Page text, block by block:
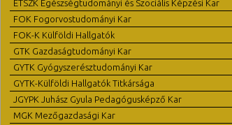
ETSZK Egészségtudományi és Szociális Képzési Kar
FOK Fogorvostudományi Kar
FOK-K Külföldi Hallgatók
GTK Gazdaságtudományi Kar
GYTK Gyógyszerésztudományi Kar
GYTK-Külföldi Hallgatók Titkársága
JGYPK Juhász Gyula Pedagógusképző Kar
MGK Mezőgazdasági Kar